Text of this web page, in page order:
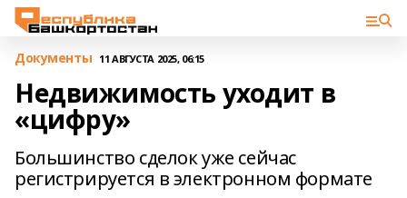
Документы 11 АВГУСТА 2025, 06:15
Недвижимость уходит в
«цифру»
Большинство сделок уже сейчас
регистрируется в электронном формате